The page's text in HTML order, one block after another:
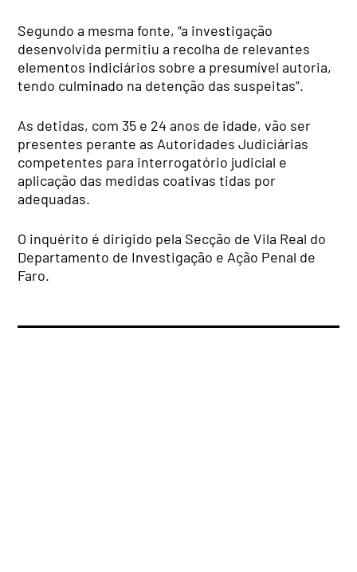
Segundo a mesma fonte, “a investigação
desenvolvida permitiu a recolha de relevantes
elementos indiciários sobre a presumível autoria,
tendo culminado na detenção das suspeitas”.
As detidas, com 35 e 24 anos de idade, vão ser
presentes perante as Autoridades Judiciárias
competentes para interrogatório judicial e
aplicação das medidas coativas tidas por
adequadas.
O inquérito é dirigido pela Secção de Vila Real do
Departamento de Investigação e Ação Penal de
Faro.